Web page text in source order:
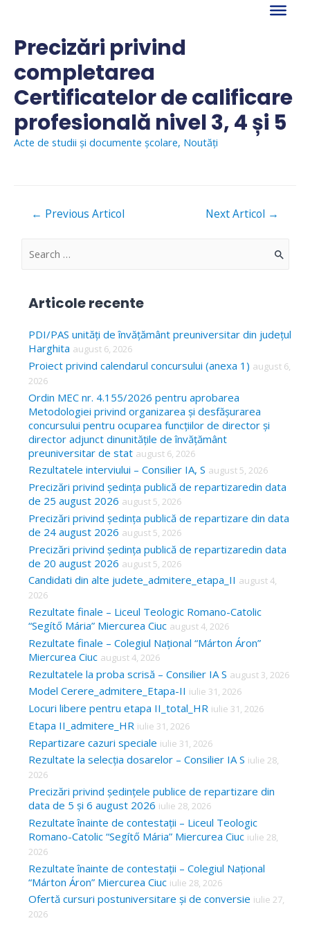
contentPrecizări privind
completarea
Certificatelor de calificare
profesională nivel 3, 4 și 5
Acte de studii şi documente şcolare, Noutăți
Navigare
← Previous Articol Next Articol →
S
c
h
f
o
r
Articole recente
PDI/PAS unități de învățământ preuniversitar din județul
Harghita august 6, 2026
Proiect privind calendarul concursului (anexa 1) august 6,
2026
Ordin MEC nr. 4.155/2026 pentru aprobarea
Metodologiei privind organizarea și desfășurarea
concursului pentru ocuparea funcțiilor de director și
director adjunct dinunitățile de învățământ
preuniversitar de stat august 6, 2026
Rezultatele interviului – Consilier IA, S august 5, 2026
Precizări privind ședința publică de repartizaredin data
de 25 august 2026 august 5, 2026
Precizări privind ședința publică de repartizare din data
de 24 august 2026 august 5, 2026
Precizări privind ședința publică de repartizaredin data
de 20 august 2026 august 5, 2026
Candidati din alte judete_admitere_etapa_II august 4,
2026
Rezultate finale – Liceul Teologic Romano-Catolic
“Segítő Mária” Miercurea Ciuc august 4, 2026
Rezultate finale – Colegiul Național “Márton Áron”
Miercurea Ciuc august 4, 2026
Rezultatele la proba scrisă – Consilier IA S august 3, 2026
Model Cerere_admitere_Etapa-II iulie 31, 2026
Locuri libere pentru etapa II_total_HR iulie 31, 2026
Etapa II_admitere_HR iulie 31, 2026
Repartizare cazuri speciale iulie 31, 2026
Rezultate la selecția dosarelor – Consilier IA S iulie 28,
2026
Precizări privind ședințele publice de repartizare din
data de 5 și 6 august 2026 iulie 28, 2026
Rezultate înainte de contestații – Liceul Teologic
Romano-Catolic “Segítő Mária” Miercurea Ciuc iulie 28,
2026
Rezultate înainte de contestații – Colegiul Național
“Márton Áron” Miercurea Ciuc iulie 28, 2026
Ofertă cursuri postuniversitare și de conversie iulie 27,
2026